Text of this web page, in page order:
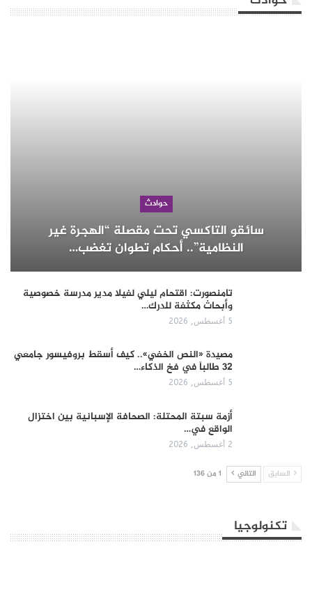
حوادث
سائقو التاكسي تحت مقصلة “الهجرة غير
النظامية”.. أحكام تطوان تغضب…
تامنصورت: اقتحام ليلي لفيلا مدير مدرسة خصوصية
وأبحاث مكثفة للدرك…
5 أغسطس, 2026
مصيدة «النص الخفي».. كيف أسقط بروفيسور جامعي
32 طالباً في فخ الذكاء…
5 أغسطس, 2026
أزمة سبتة المحتلة: الصحافة الإسبانية بين اختزال
الواقع في…
2 أغسطس, 2026
السابق التالي 1 من 136
تكنولوجيا